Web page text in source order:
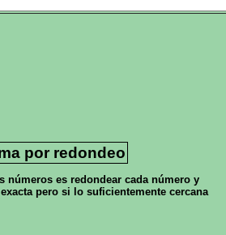
por redondeo
números es redondear cada número y
pero si lo suficientemente cercana